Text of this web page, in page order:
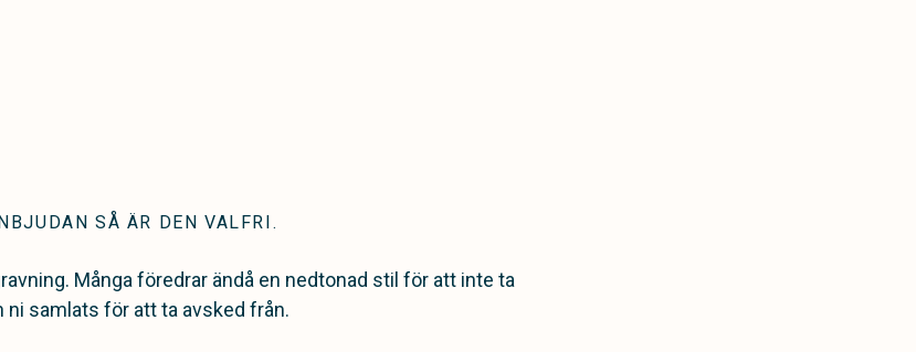
SÅ ÄR DEN VALFRI.
Många föredrar ändå en nedtonad stil för att inte ta
samlats för att ta avsked från.